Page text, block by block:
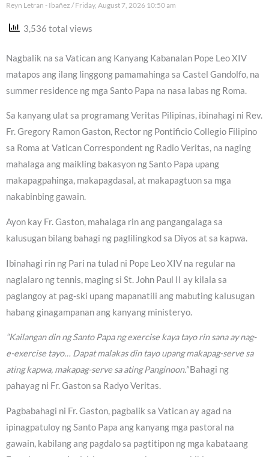
Reyn Letran - Ibañez Friday, August 7, 2026 10:50 am
3,536 total views
Nagbalik na sa Vatican ang Kanyang Kabanalan Pope Leo XIV
matapos ang ilang linggong pamamahinga sa Castel Gandolfo, na
summer residence ng mga Santo Papa na nasa labas ng Roma.
Sa kanyang ulat sa programang Veritas Pilipinas, ibinahagi ni Rev.
Fr. Gregory Ramon Gaston, Rector ng Pontificio Collegio Filipino
sa Roma at Vatican Correspondent ng Radio Veritas, na naging
mahalaga ang maikling bakasyon ng Santo Papa upang
makapagpahinga, makapagdasal, at makapagtuon sa mga
nakabinbing gawain.
Ayon kay Fr. Gaston, mahalaga rin ang pangangalaga sa
kalusugan bilang bahagi ng paglilingkod sa Diyos at sa kapwa.
Ibinahagi rin ng Pari na tulad ni Pope Leo XIV na regular na
naglalaro ng tennis, maging si St. John Paul II ay kilala sa
paglangoy at pag-ski upang mapanatili ang mabuting kalusugan
habang ginagampanan ang kanyang ministeryo.
“Kailangan din ng Santo Papa ng exercise kaya tayo rin sana ay nag-
e-exercise tayo… Dapat malakas din tayo upang makapag-serve sa
ating kapwa, makapag-serve sa ating Panginoon.”Bahagi ng
pahayag ni Fr. Gaston sa Radyo Veritas.
Pagbabahagi ni Fr. Gaston, pagbalik sa Vatican ay agad na
ipinagpatuloy ng Santo Papa ang kanyang mga pastoral na
gawain, kabilang ang pagdalo sa pagtitipon ng mga kabataang